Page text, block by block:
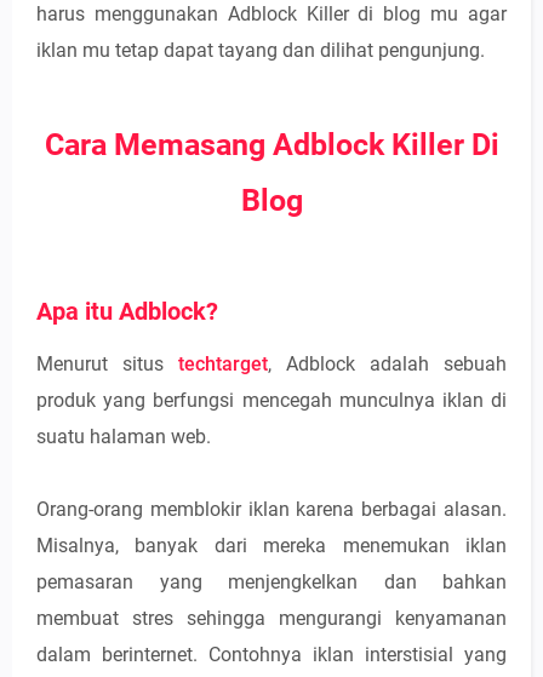
harus menggunakan Adblock Killer di blog mu agar
iklan mu tetap dapat tayang dan dilihat pengunjung.
Cara Memasang Adblock Killer Di
Blog
Apa itu Adblock?
Menurut situs techtarget, Adblock adalah sebuah
produk yang berfungsi mencegah munculnya iklan di
suatu halaman web.
Orang-orang memblokir iklan karena berbagai alasan.
Misalnya, banyak dari mereka menemukan iklan
pemasaran yang menjengkelkan dan bahkan
membuat stres sehingga mengurangi kenyamanan
dalam berinternet. Contohnya iklan interstisial yang